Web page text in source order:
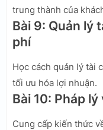
trung thành của
Bài 9: Quản lý
phí
Học cách quản lý tài
tối ưu hóa lợi nhuận.
Bài 10: Pháp
Cung cấp kiến thức